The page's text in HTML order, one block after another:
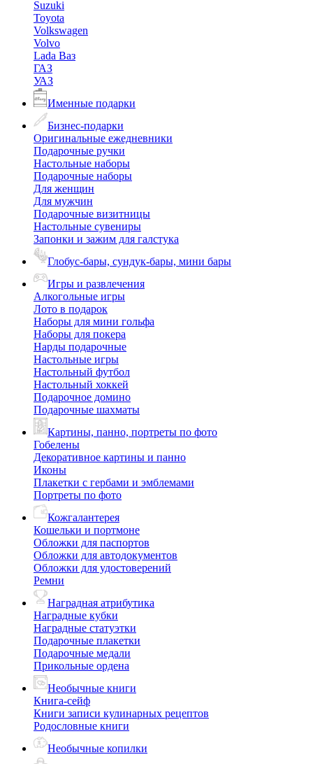
Suzuki
Toyota
Volkswagen
Volvo
Lada Ваз
ГАЗ
УАЗ
Именные подарки
Бизнес-подарки
Оригинальные ежедневники
Подарочные ручки
Настольные наборы
Подарочные наборы
Для женщин
Для мужчин
Подарочные визитницы
Настольные сувениры
Запонки и зажим для галстука
Глобус-бары, сундук-бары, мини бары
Игры и развлечения
Алкогольные игры
Лото в подарок
Наборы для мини гольфа
Наборы для покера
Нарды подарочные
Настольные игры
Настольный футбол
Настольный хоккей
Подарочное домино
Подарочные шахматы
Картины, панно, портреты по фото
Гобелены
Декоративное картины и панно
Иконы
Плакетки с гербами и эмблемами
Портреты по фото
Кожгалантерея
Кошельки и портмоне
Обложки для паспортов
Обложки для автодокументов
Обложки для удостоверений
Ремни
Наградная атрибутика
Наградные кубки
Наградные статуэтки
Подарочные плакетки
Подарочные медали
Прикольные ордена
Необычные книги
Книга-сейф
Книги записи кулинарных рецептов
Родословные книги
Необычные копилки